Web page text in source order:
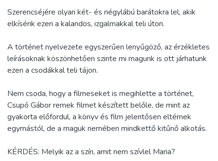
Szerencséjére olyan két- és négylábú barátokra lel, akik
elkísérik ezen a kalandos, izgalmakkal teli úton.
A történet nyelvezete egyszerűen lenyűgöző, az érzékletes
leírásoknak köszönhetően szinte mi magunk is ott járhatunk
ezen a csodákkal teli tájon.
Nem csoda, hogy a filmeseket is megihlette a történet,
Csupó Gábor remek filmet készített belőle, de mint az
gyakorta előfordul, a könyv és film jelentősen eltérnek
egymástól, de a maguk nemében mindkettő kitűnő alkotás.
KÉRDÉS: Melyik az a szín, amit nem szívlel Maria?